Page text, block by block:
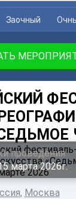
Заочный
проведения
марта 2026г.
, Москва